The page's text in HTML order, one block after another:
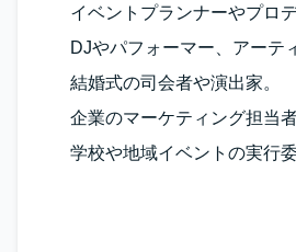
イベントプランナーやプロ
DJやパフォーマー、アーテ
結婚式の司会者や演出家。
企業のマーケティング担当者
学校や地域イベントの実行委